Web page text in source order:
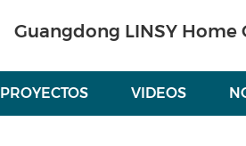
Guangdong LINSY Home
PROYECTOS VIDEOS